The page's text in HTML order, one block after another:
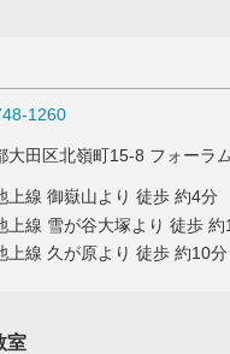
1260
大田区北嶺町15-8 フォーラ
上線 御嶽山より 徒歩 約4分
上線 雪が谷大塚より 徒歩 約
上線 久が原より 徒歩 約10分
室